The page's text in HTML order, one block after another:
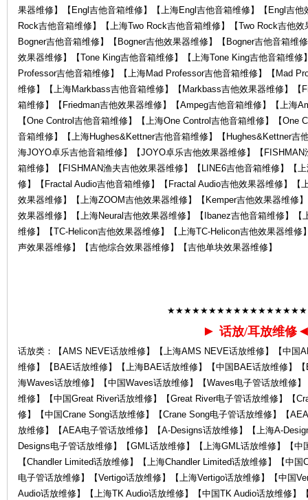
果器维修】【Engl吉他音箱维修】【上海Engl吉他音箱维修】【Engl吉
Rock吉他音箱维修】【上海Two Rock吉他音箱维修】【Two Rock吉他
Bogner吉他音箱维修】【Bogner吉他效果器维修】【Bogner吉他音箱维
效果器维修】【Tone King吉他音箱维修】【上海Tone King吉他音箱维
Professor吉他音箱维修】【上海Mad Professor吉他音箱维修】【Mad
维修】【上海Markbass吉他音箱维修】【Markbass吉他效果器维修】【
箱维修】【Friedman吉他效果器维修】【Ampeg吉他音箱维修】【上海
【One Control吉他音箱维修】【上海One Control吉他音箱维修】【One
音箱维修】【上海Hughes&Kettner吉他音箱维修】【Hughes&Kettner吉
海JOYO卓乐吉他音箱维修】【JOYO卓乐吉他效果器维修】【
箱维修】【FISHMAN渔夫吉他效果器维修】【LINE6吉他音箱维修】【
修】【Fractal Audio吉他音箱维修】【Fractal Audio吉他效果器维修】【
效果器维修】【上海ZOOM吉他效果器维修】【Kemper吉他效果器维修
效果器维修】【上海Neural吉他效果器维修】【Ibanez吉他音箱维修】
维修】【TC-Helicon吉他效果器维修】【上海TC-Helicon吉他效果器维
声效果器维修】【吉他综合效果器维修】【吉他单块效果器维修】
► 话放/耳放维修
话放类：【AMS NEVE话放维修】【上海AMS NEVE话放维修】【中国
维修】【BAE话放维修】【上海BAE话放维修】【中国BAE话放维修】
海Waves话放维修】【中国Waves话放维修】【Waves电子管话放维修
维修】【中国Great River话放维修】【Great River电子管话放维修】【
修】【中国Crane Song话放维修】【Crane Song电子管话放维修】【
放维修】【AEA电子管话放维修】【A-Designs话放维修】【上海A-
Designs电子管话放维修】【GML话放维修】【上海GML话放维修】【
【Chandler Limited话放维修】【上海Chandler Limited话放维修】【中
电子管话放维修】【Vertigo话放维修】【上海Vertigo话放维修】【中国
Audio话放维修】【上海TK Audio话放维修】【中国TK Audio话放维修】